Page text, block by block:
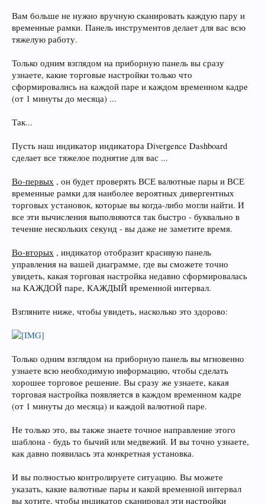
Вам больше не нужно вручную сканировать каждую пару и
временные рамки. Панель инструментов делает для вас всю
тяжелую работу.
Только одним взглядом на приборную панель вы сразу
узнаете, какие торговые настройки только что
сформировались на каждой паре и каждом временном кадре
(от 1 минуты до месяца) ...
Так...
Пусть наш индикатор индикатора Divergence Dashboard
сделает все тяжелое поднятие для вас ...
Во-первых , он будет проверять ВСЕ валютные пары и ВСЕ
временные рамки для наиболее вероятных дивергентных
торговых установок, которые вы когда-либо могли найти. И
все эти вычисления выполняются так быстро - буквально в
течение нескольких секунд - вы даже не заметите время.
Во-вторых , индикатор отобразит красивую панель
управления на вашей диаграмме, где вы сможете точно
увидеть, какая торговая настройка недавно сформировалась
на КАЖДОЙ паре, КАЖДЫЙ временной интервал.
Взгляните ниже, чтобы увидеть, насколько это здорово:
Только одним взглядом на приборную панель вы мгновенно
узнаете всю необходимую информацию, чтобы сделать
хорошее торговое решение. Вы сразу же узнаете, какая
торговая настройка появляется в каждом временном кадре
(от 1 минуты до месяца) и каждой валютной паре.
Не только это, вы также знаете точное направление этого
шаблона - будь то бычий или медвежий. И вы точно узнаете,
как давно появилась эта конкретная установка.
И вы полностью контролируете ситуацию. Вы можете
указать, какие валютные пары и какой временной интервал
вы хотите, чтобы индикатор сканировал эти настройки